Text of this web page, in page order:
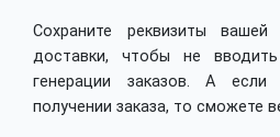
Сохраните реквизиты
доставки, чтобы не
генерации заказов. А
получении заказа, то сможете